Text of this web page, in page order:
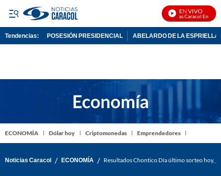
EN VIVO
Noticias Caracol En Vivo
Tendencias: POSESIÓN PRESIDENCIAL ABELARDO DE LA ESPRIELLA
ECONOMÍA Dólar hoy Criptomonedas Emprendedores
Noticias Caracol / ECONOMÍA / Resultados Chontico Día último sorteo hoy,